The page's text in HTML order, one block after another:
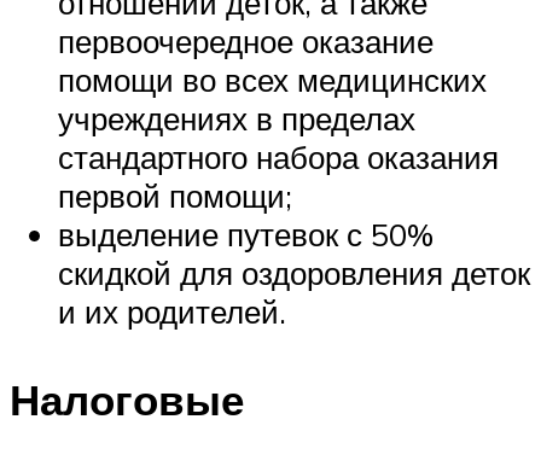
первоочередное оказание
помощи во всех медицинских
учреждениях в пределах
стандартного набора оказания
первой помощи;
выделение путевок с 50%
скидкой для оздоровления деток
и их родителей.
Налоговые